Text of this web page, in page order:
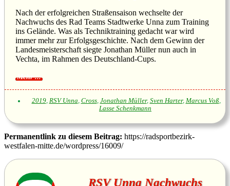
Nach der erfolgreichen Straßensaison wechselte der
Nachwuchs des Rad Teams Stadtwerke Unna zum Training
ins Gelände. Was als Techniktraining gedacht war wird
immer mehr zur Erfolgsgeschichte. Nach dem Gewinn der
Landesmeisterschaft siegte Jonathan Müller nun auch in
Vechta, im Rahmen des Deutschland-Cups.
2019, RSV Unna, Cross, Jonathan Müller, Sven Harter, Marcus Voß,
Lasse Schenkmann
Permanentlink zu diesem Beitrag: https://radsportbezirk-
westfalen-mitte.de/wordpress/16009/
RSV Unna Nachwuchs